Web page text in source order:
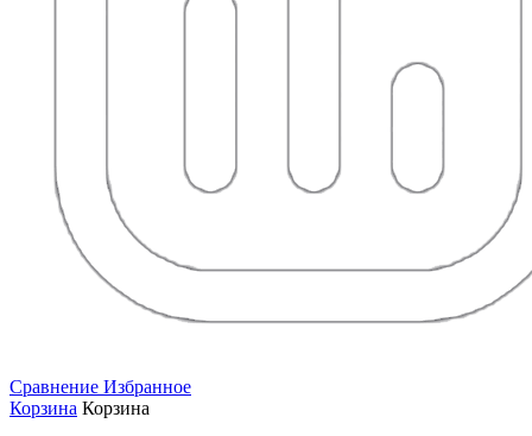
Сравнение Избранное
Корзина Корзина